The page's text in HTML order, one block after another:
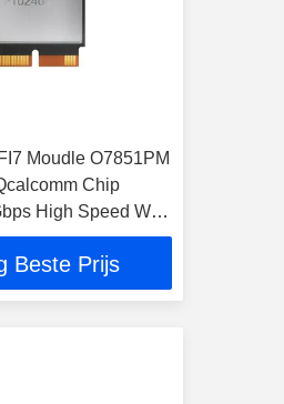
Moudle O7851PM
Chip
High Speed WIFI
Beste Prijs